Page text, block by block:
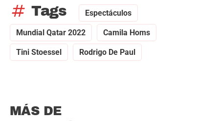
tag Tags Espectáculos
Mundial Qatar 2022 Camila Homs
Tini Stoessel Rodrigo De Paul
MÁS DE